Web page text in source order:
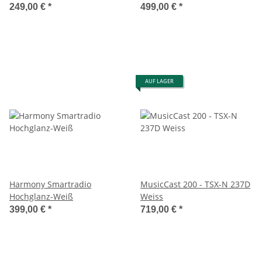
249,00 € * 499,00 € *
Harmony Smartradio
Hochglanz-Weiß
399,00 € *
AUF LAGER
MusicCast 200 - TSX-N 237D
Weiss
719,00 € *